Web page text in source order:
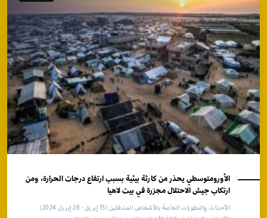
الأورومتوسطي يحذر من كارثة بيئية بسبب ارتفاع درجات الحرارة، ومن
ارتكاب جيش الاحتلال مجزرة في بيت لاهيا
الأحداث والتطورات الخاصة بالأشخاص المتنقلين (15 إبريل - 28 إبريل 2024)